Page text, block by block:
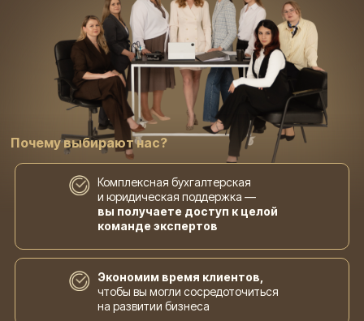
Почемувыбирают нас?
Комплексная бухгалтерская
и юридическая поддержка —
вы получаете доступ к целой
команде экспертов
Экономим время клиентов,
чтобы вы могли сосредоточиться
на развитии бизнеса